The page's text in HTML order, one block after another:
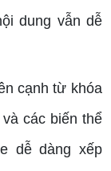
dung vẫn dễ
cạnh từ khóa
các biến thể
dễ dàng xếp